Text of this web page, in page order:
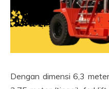
Dengan dimensi 6,3